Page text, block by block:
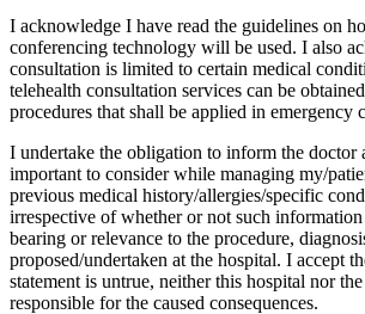
I acknowledge I have read the guidelines on
conferencing technology will be used. I also
consultation is limited to certain medical
telehealth consultation services can be
procedures that shall be applied in emergency
I undertake the obligation to inform the doctor
important to consider while managing my/
previous medical history/allergies/specific
irrespective of whether or not such
bearing or relevance to the procedure,
proposed/undertaken at the hospital. I accept
statement is untrue, neither this hospital nor
responsible for the caused consequences.